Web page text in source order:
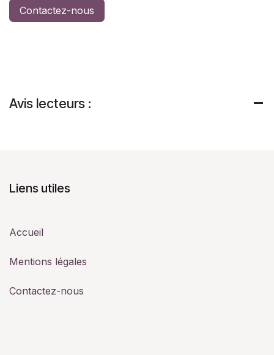
Contactez-nous
Avis lecteurs :
Liens utiles
Accueil
Mentions légales
Contactez-nous